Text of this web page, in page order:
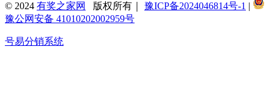
© 2024 有奖之家网 版权所有｜ 豫ICP备2024046814号-1 |
豫公网安备 41010202002959号
号易分销系统